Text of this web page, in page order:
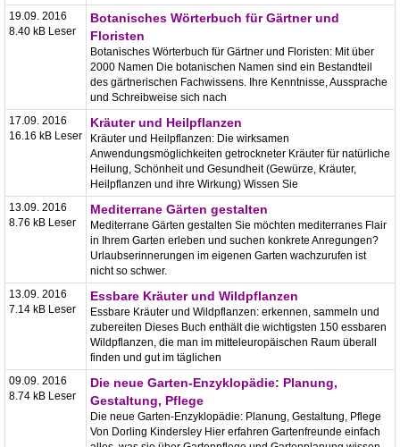
19.09. 2016
8.40 kB Leser
Botanisches Wörterbuch für Gärtner und
Floristen
Botanisches Wörterbuch für Gärtner und Floristen: Mit über
2000 Namen Die botanischen Namen sind ein Bestandteil
des gärtnerischen Fachwissens. Ihre Kenntnisse, Aussprache
und Schreibweise sich nach
17.09. 2016
16.16 kB Leser
Kräuter und Heilpflanzen
Kräuter und Heilpflanzen: Die wirksamen
Anwendungsmöglichkeiten getrockneter Kräuter für natürliche
Heilung, Schönheit und Gesundheit (Gewürze, Kräuter,
Heilpflanzen und ihre Wirkung) Wissen Sie
13.09. 2016
8.76 kB Leser
Mediterrane Gärten gestalten
Mediterrane Gärten gestalten Sie möchten mediterranes Flair
in Ihrem Garten erleben und suchen konkrete Anregungen?
Urlaubserinnerungen im eigenen Garten wachzurufen ist
nicht so schwer.
13.09. 2016
7.14 kB Leser
Essbare Kräuter und Wildpflanzen
Essbare Kräuter und Wildpflanzen: erkennen, sammeln und
zubereiten Dieses Buch enthält die wichtigsten 150 essbaren
Wildpflanzen, die man im mitteleuropäischen Raum überall
finden und gut im täglichen
09.09. 2016
8.74 kB Leser
Die neue Garten-Enzyklopädie: Planung,
Gestaltung, Pflege
Die neue Garten-Enzyklopädie: Planung, Gestaltung, Pflege
Von Dorling Kindersley Hier erfahren Gartenfreunde einfach